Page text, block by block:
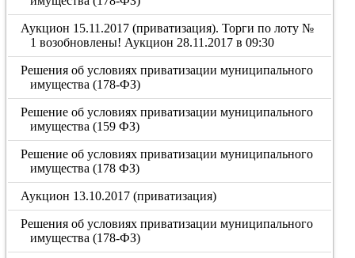
Аукцион 15.11.2017 (приватизация). Торги по лоту №
1 возобновлены! Аукцион 28.11.2017 в 09:30
Решения об условиях приватизации муниципального
имущества (178-ФЗ)
Решение об условиях приватизации муниципального
имущества (159 ФЗ)
Решение об условиях приватизации муниципального
имущества (178 ФЗ)
Аукцион 13.10.2017 (приватизация)
Решения об условиях приватизации муниципального
имущества (178-ФЗ)